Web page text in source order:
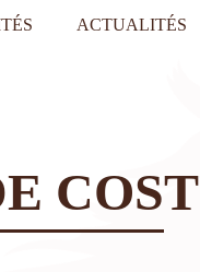
ACTUALITÉS